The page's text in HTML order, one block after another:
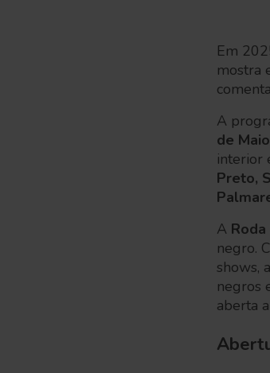
Em
mostra
A
de
interior
Preto,
A
negro.
shows,
negros
aberta